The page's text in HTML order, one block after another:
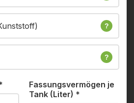
?
?
Fassungsvermögen je
Tank (Liter) *